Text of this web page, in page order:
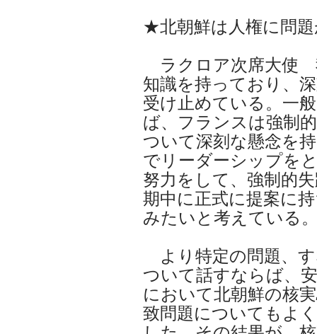
★北朝鮮は人権に問
ラクロア次席大使
知識を持っており、
受け止めている。一
ば、フランスは強制
ついて深刻な懸念を
でリーダーシップを
努力をして、強制的
期中に正式に提案に
みたいと考えている
より特定の問題、
ついて話すならば、
において北朝鮮の核
致問題についてもよ